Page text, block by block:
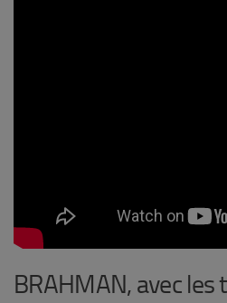
BRAHMAN, avec les